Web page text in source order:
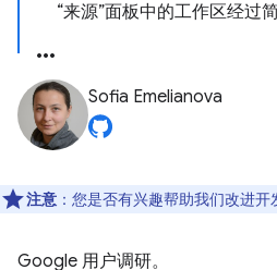
“来源”面板中的工作区经过
Sofia Emelianova
注意 ：您是否有兴趣帮助我们改进
Google 用户调研。